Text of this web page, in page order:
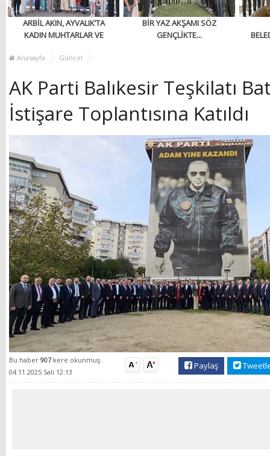
ARBİL AKIN, AYVALIK’TA
KADIN MUHTARLAR VE
BULUŞTU
BİR YAZ AKŞAMI SÖZ
GENÇLİKTE...
Anasayfa Güncel
AK Parti Balıkesir Teşkilatı
İstişare Toplantısına Katıldı
Bu haber 907 kere okunmuş.
04.11.2025 Salı 12:13
Paylaş